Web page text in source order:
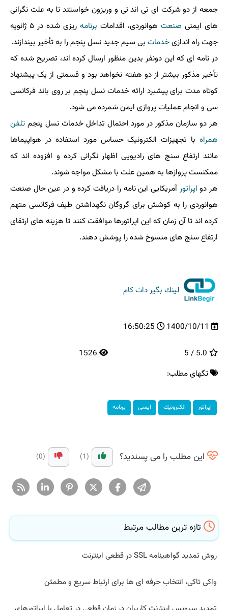
جمعه از دو شرکت ای تی اند تی و وریزون خواستند تا به علت نگرانی
های ایمنی صنعت هوانوردی، اقدامات برنامه
ریزی شده در ۵ ژانویه
جهت راه اندازیخدماتبی سیم جدید نسل پنجم را به تأخیر بیندازند.
در نامه ای که این دونفر بدین منظور ارسال کرده اند، تصریح شده که
تأخیر مذکور بیشتر از دو هفته نخواهد بود و قسمتی از یک پیشنهاد
کوتاه مدت برای پیشبرد ارائه خدمات نسل پنجم بر روی باند فرکانسی
سی و انجام عملیات پروازی ایمن شمرده می شود.
هر دو سازمان مذکور در مورد احتمال تداخل خدمات نسل پنجم تلفن
همراه با تجهیزات الکترونیک حساس مورد استفاده در هواپیماها
مانند ارتفاع سنج های رادیویی اظهار نگرانی کرده و افزوده اند که
ممکنست پروازها به همین علت با مشکل مواجه شوند.
هر دو اپراتور آمریکایی این نامه را دریافت کرده و در عین حال صنعت
هوانوردی را به کوشش برای گروگان نگهداشتن طیف فرکانسی متهم
کرده اند تا آن زمان که این اپراتورها موافقت کنند تا هزینه های ارتقای
ارتفاع سنج های منسوخ شده را پوشش دهند.
لینك بگیر دات كام
1400/10/11
16:50:25
تگهای مطلب:
اپراتور الكترونیك ایمنی برنامه
این مطلب را می پسندید؟ (1)
(0)
تازه ترین مطالب مرتبط
روش تمدید گواهینامه SSL در قطعی اینترنت
واکی تاکی، انتخاب حرفه ای ها برای ارتباط سریع و مطمئن